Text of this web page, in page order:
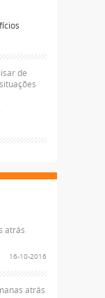
de
16-10-2016
atrás